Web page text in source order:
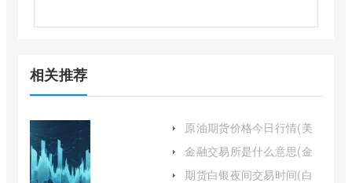
相关推荐
原油期货价格今日行情(美
金融交易所是什么意思(金
期货白银夜间交易时间(白